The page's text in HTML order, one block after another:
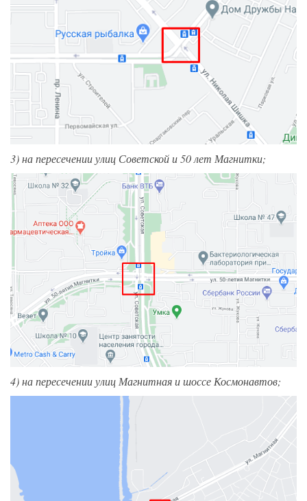
3) на пересечении улиц Советской и 50 лет Магнитки;
4) на пересечении улиц Магнитная и шоссе Космонавтов;